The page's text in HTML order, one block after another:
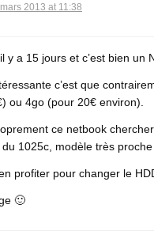
2013 at 11:38
y a 15 jours et c’est bien un
c’est que
ou 4go (pour 20€ environ).
ce netbook
1025c, modèle très proche
profiter pour changer le
🙂